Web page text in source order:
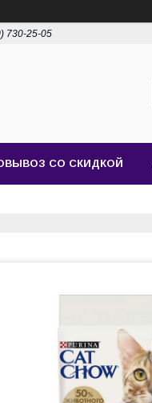
730-25-05
СО СКИДКОЙ